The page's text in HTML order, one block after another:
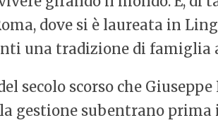
dove si è laureata in
una tradizione di famiglia
secolo scorso che
gestione subentrano prima